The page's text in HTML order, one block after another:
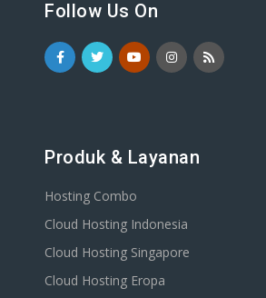
Follow Us On
Produk & Layanan
Hosting Combo
Cloud Hosting Indonesia
Cloud Hosting Singapore
Cloud Hosting Eropa